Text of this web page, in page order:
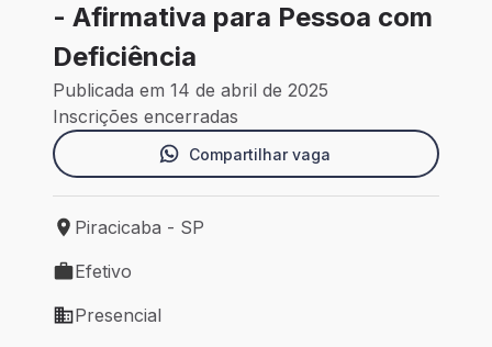
- Afirmativa para Pessoa com
Deficiência
Publicada em 14 de abril de 2025
Inscrições encerradas
Compartilhar vaga
Local de trabalho: Piracicaba - SP
Piracicaba - SP
Tipo de vaga: Efetivo
Efetivo
Modelo de trabalho: Presencial
Presencial